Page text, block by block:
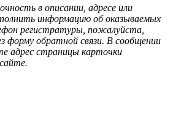
в описании, адресе или
информацию об оказываемых
регистратуры, пожалуйста,
форму обратной связи. В сообщении
адрес страницы карточки